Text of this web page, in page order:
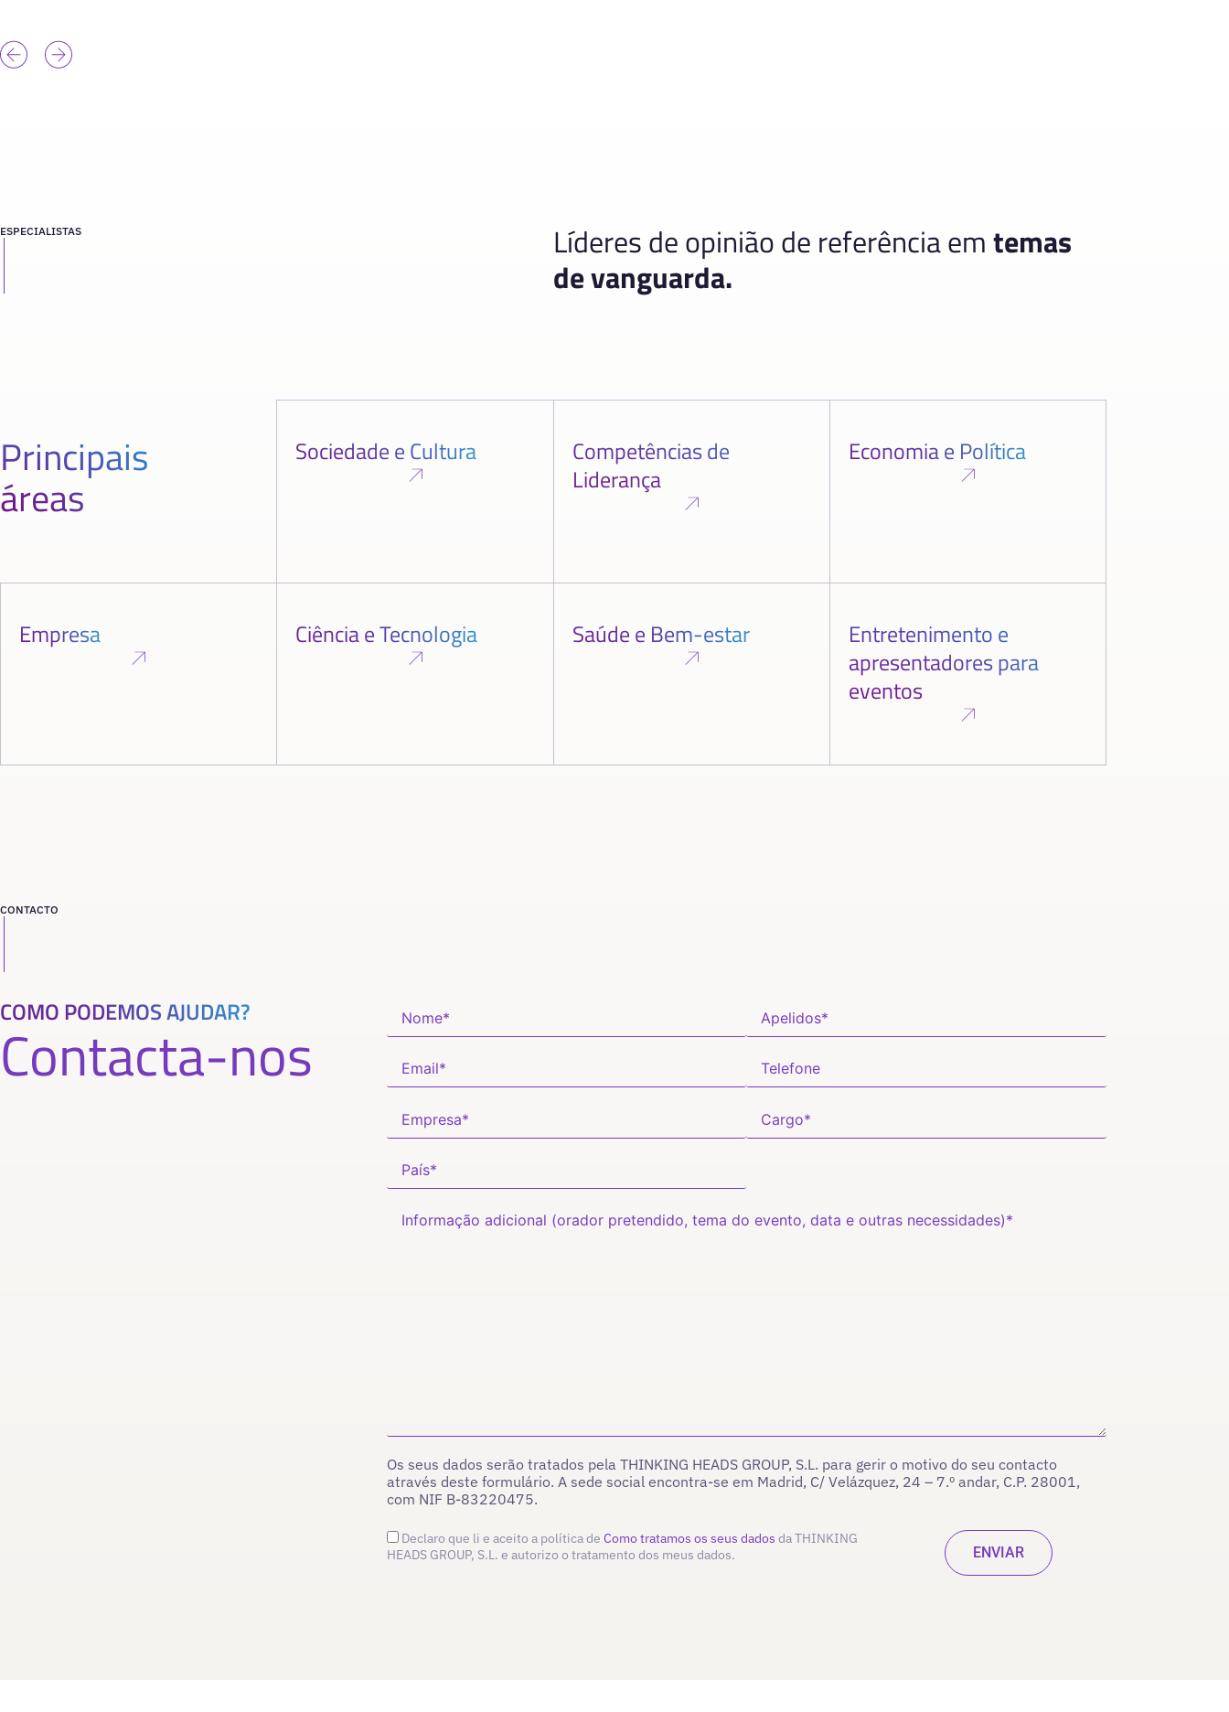
ESPECIALISTAS Líderes de opinião de referência emtemas
de vanguarda.
Principais
áreas
Sociedade e Cultura
Competências de
Liderança
Economia e Política
Empresa Ciência e Tecnologia Saúde e Bem-estar
Entretenimento e
apresentadores para
eventos
CONTACTO
COMO PODEMOS AJUDAR?
Contacta-nos
Os seus dados serão tratados pela THINKING HEADS GROUP, S.L. para gerir o motivo do seu contacto
através deste formulário. A sede social encontra-se em Madrid, C/ Velázquez, 24 – 7.º andar, C.P. 28001,
com NIF B-83220475.
Declaro que li e aceito a política deComo tratamos os seus dadosda THINKING
HEADS GROUP, S.L. e autorizo o tratamento dos meus dados.